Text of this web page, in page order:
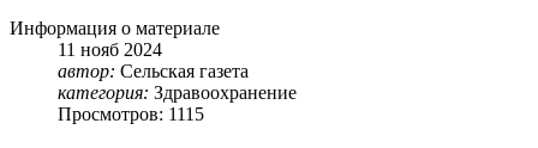
Информация о материале
11 нояб 2024
автор: Сельская газета
категория: Здравоохранение
Просмотров: 1115